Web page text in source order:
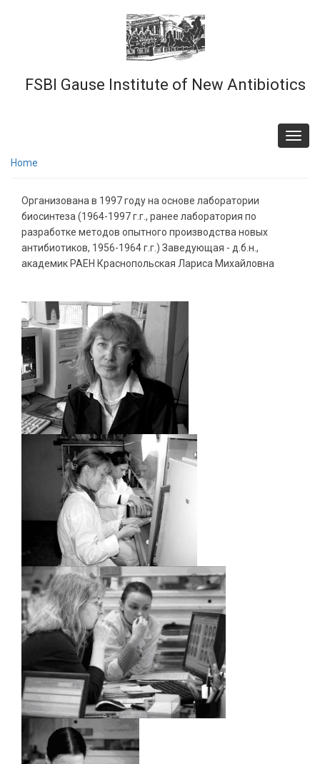
FSBI Gause Institute of New Antibiotics
Home
Организована в 1997 году на основе лаборатории
биосинтеза (1964-1997 г.г., ранее лаборатория по
разработке методов опытного производства новых
антибиотиков, 1956-1964 г.г.) Заведующая - д.б.н.,
академик РАЕН Краснопольская Лариса Михайловна